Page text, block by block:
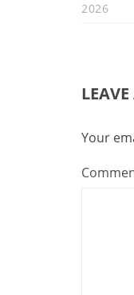
2026
Your